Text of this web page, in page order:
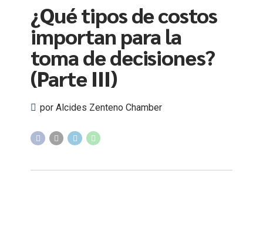
¿Qué tipos de costos
importan para la
toma de decisiones?
(Parte III)
por Alcides Zenteno Chamber